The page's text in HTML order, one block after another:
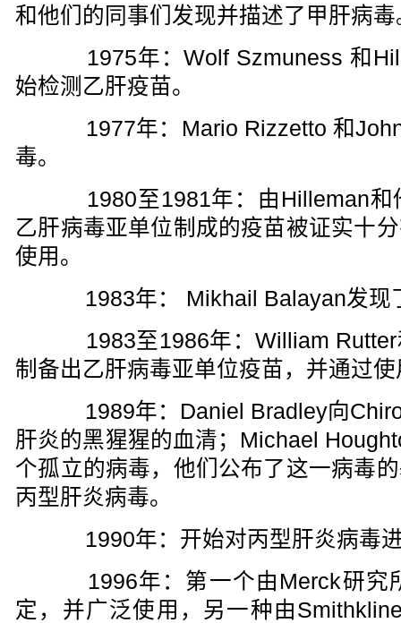
和他们的同事们发现并描述了甲肝病毒
1975年：Wolf Szmuness 和
始检测乙肝疫苗。
1977年：Mario Rizzetto 和John
毒。
1980至1981年：由Hilleman和
乙肝病毒亚单位制成的疫苗被证实十
使用。
1983年： Mikhail Balayan发现
1983至1986年：William Rutter
制备出乙肝病毒亚单位疫苗，并通过使
1989年：Daniel Bradley向
肝炎的黑猩猩的血清；Michael
个孤立的病毒，他们公布了这一病毒
丙型肝炎病毒。
1990年：开始对丙型肝炎病毒
1996年：第一个由Merck研究
定，并广泛使用，另一种由